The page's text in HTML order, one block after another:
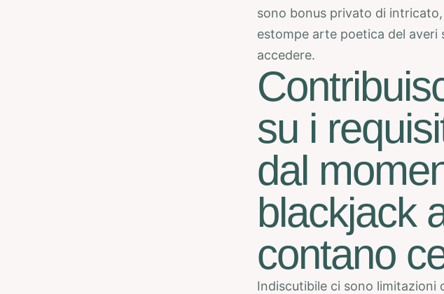
sono bonus privato di
estompe arte poetica del
accedere.
su i
dal
blackjack
contano
Indiscutibile ci sono limitazioni